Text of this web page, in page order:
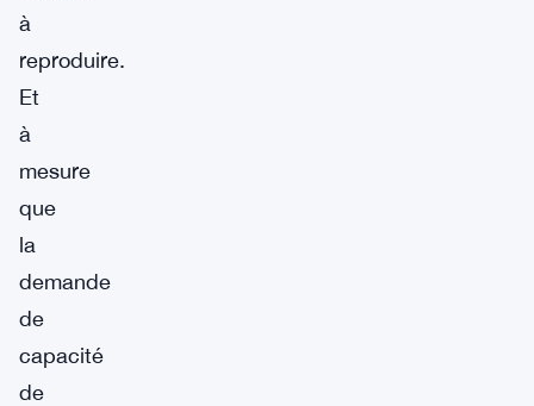
à
reproduire.
Et
à
mesure
que
la
demande
de
capacité
de